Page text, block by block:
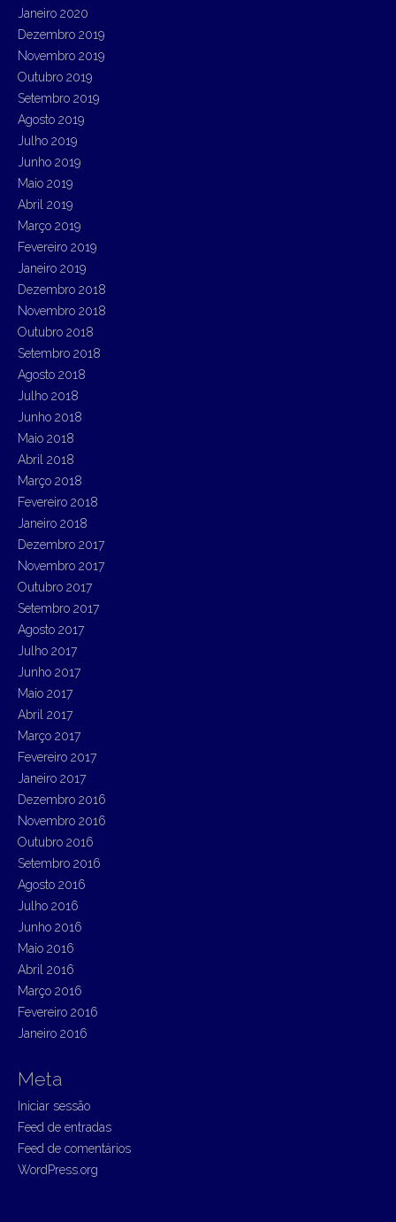
Janeiro 2020
Dezembro 2019
Novembro 2019
Outubro 2019
Setembro 2019
Agosto 2019
Julho 2019
Junho 2019
Maio 2019
Abril 2019
Março 2019
Fevereiro 2019
Janeiro 2019
Dezembro 2018
Novembro 2018
Outubro 2018
Setembro 2018
Agosto 2018
Julho 2018
Junho 2018
Maio 2018
Abril 2018
Março 2018
Fevereiro 2018
Janeiro 2018
Dezembro 2017
Novembro 2017
Outubro 2017
Setembro 2017
Agosto 2017
Julho 2017
Junho 2017
Maio 2017
Abril 2017
Março 2017
Fevereiro 2017
Janeiro 2017
Dezembro 2016
Novembro 2016
Outubro 2016
Setembro 2016
Agosto 2016
Julho 2016
Junho 2016
Maio 2016
Abril 2016
Março 2016
Fevereiro 2016
Janeiro 2016
Meta
Iniciar sessão
Feed de entradas
Feed de comentários
WordPress.org